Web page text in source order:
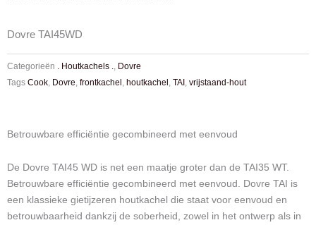
Dovre TAI45WD
Categorieën . Houtkachels .
Dovre
Tags Cook Dovre frontkachel houtkachel TAI vrijstaand-hout
Betrouwbare efficiëntie gecombineerd met eenvoud
De Dovre TAI45 WD is net een maatje groter dan de TAI35 WT.
Betrouwbare efficiëntie gecombineerd met eenvoud. Dovre TAI is
een klassieke gietijzeren houtkachel die staat voor eenvoud en
betrouwbaarheid dankzij de soberheid, zowel in het ontwerp als in